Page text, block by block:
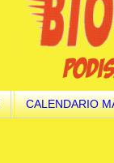
CALENDARIO